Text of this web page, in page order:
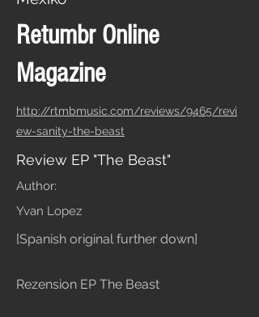
Retumbr Online
Magazine
http://rtmbmusic.com/reviews/9465/revi
ew-sanity-the-beast
Review EP "The Beast"
Author:
Yvan Lopez
[Spanish original further down]
Rezension EP The Beast